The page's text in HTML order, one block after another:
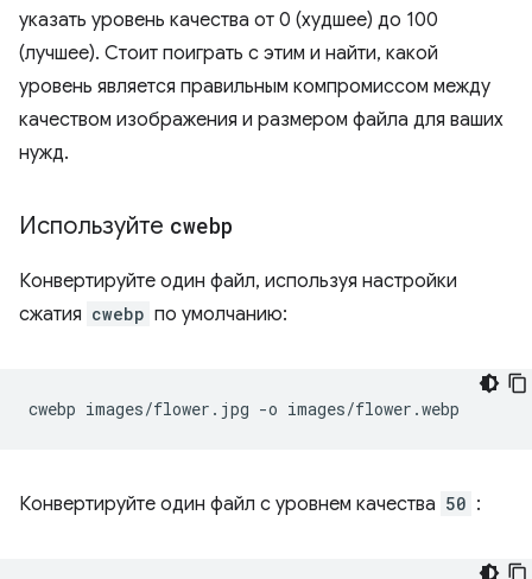
указать уровень качества от 0 (худшее) до 100
(лучшее). Стоит поиграть с этим и найти, какой
уровень является правильным компромиссом между
качеством изображения и размером файла для ваших
нужд.
Используйте cwebp
Конвертируйте один файл, используя настройки
сжатия cwebp по умолчанию:
cwebp images/flower.jpg -o
Конвертируйте один файл с уровнем качества 50 :